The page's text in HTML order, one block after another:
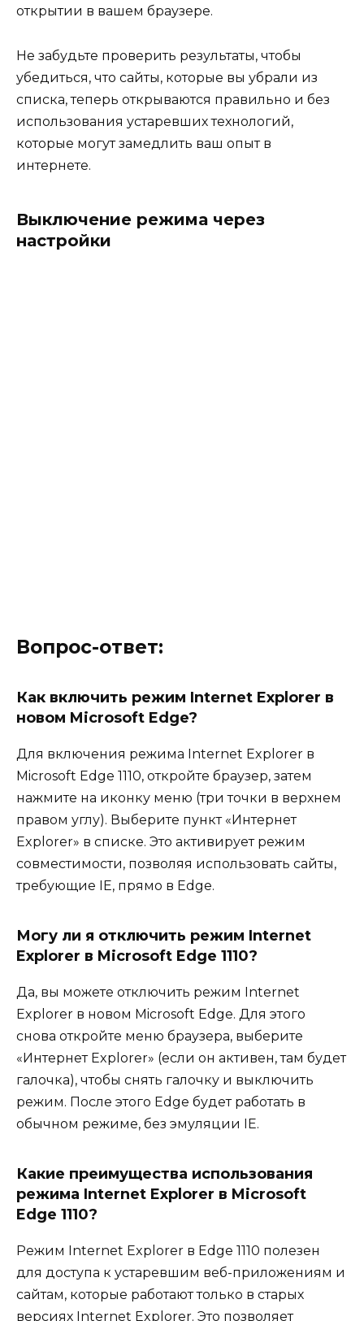
открытии в вашем браузере.
Не забудьте проверить результаты, чтобы
убедиться, что сайты, которые вы убрали из
списка, теперь открываются правильно и без
использования устаревших технологий,
которые могут замедлить ваш опыт в
интернете.
Выключение режима через
настройки
Вопрос-ответ:
Как включить режим Internet Explorer в
новом Microsoft Edge?
Для включения режима Internet Explorer в
Microsoft Edge 1110, откройте браузер, затем
нажмите на иконку меню (три точки в верхнем
правом углу). Выберите пункт «Интернет
Explorer» в списке. Это активирует режим
совместимости, позволяя использовать сайты,
требующие IE, прямо в Edge.
Могу ли я отключить режим Internet
Explorer в Microsoft Edge 1110?
Да, вы можете отключить режим Internet
Explorer в новом Microsoft Edge. Для этого
снова откройте меню браузера, выберите
«Интернет Explorer» (если он активен, там будет
галочка), чтобы снять галочку и выключить
режим. После этого Edge будет работать в
обычном режиме, без эмуляции IE.
Какие преимущества использования
режима Internet Explorer в Microsoft
Edge 1110?
Режим Internet Explorer в Edge 1110 полезен
для доступа к устаревшим веб-приложениям и
сайтам, которые работают только в старых
версиях Internet Explorer. Это позволяет